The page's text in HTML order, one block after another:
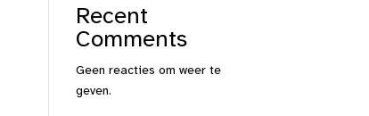
Recent
Comments
Geen reacties om weer te
geven.